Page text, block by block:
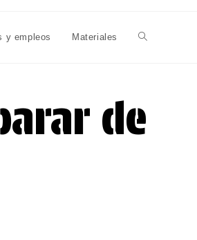
y empleos Materiales Alternar
de